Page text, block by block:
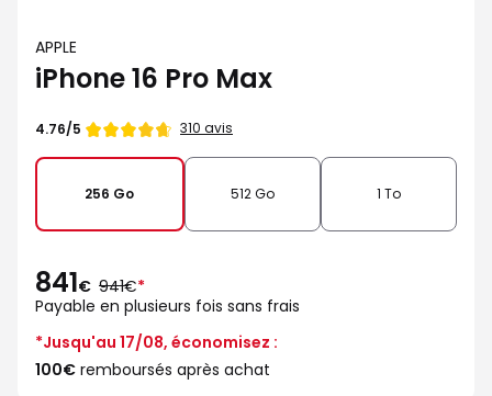
APPLE
iPhone 16 Pro Max
Note
4.76/5 310 avis
256 Go 512 Go 1 To
841€ au
lieu
de
941€*
Payable en plusieurs fois sans frais
*Jusqu'au 17/08, économisez :
100€ remboursés après achat